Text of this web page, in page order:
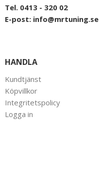
Tel. 0413 - 320 02
E-post: info@mrtuning.se
HANDLA
Kundtjänst
Köpvillkor
Integritetspolicy
Logga in